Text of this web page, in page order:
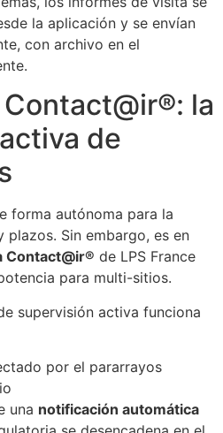
la aplicación y se envían
con archivo en el
la
de
forma autónoma para la
Sin embargo, es en
Contact@ir® de LPS France
para multi-sitios.
supervisión activa funciona
por el pararrayos
una notificación automática